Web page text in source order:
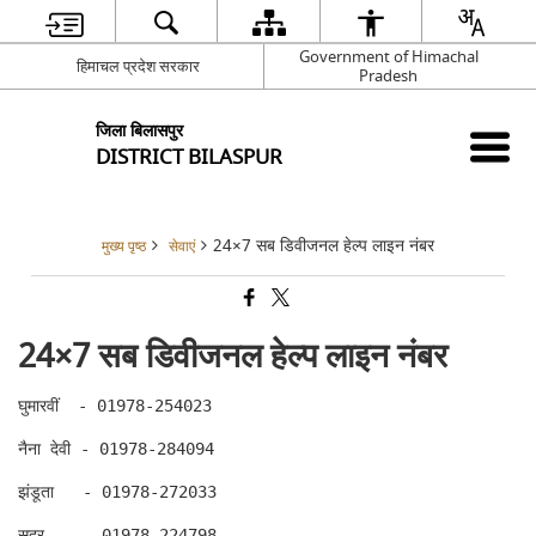
हिमाचल प्रदेश सरकार
Government of Himachal
Pradesh
जिला बिलासपुर
DISTRICT BILASPUR
मुख्य पृष्ठ सेवाएं 24×7 सब डिवीजनल हेल्प लाइन नंबर
24×7 सब डिवीजनल हेल्प लाइन नंबर
घुमारवीं  - 01978-254023
नैना देवी - 01978-284094
झंडूता   - 01978-272033